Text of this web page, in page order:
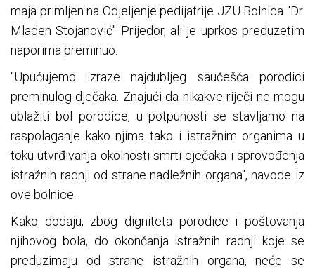
maja primljen na Odjeljenje pedijatrije JZU Bolnica "Dr.
Mladen Stojanović" Prijedor, ali je uprkos preduzetim
naporima preminuo.
"Upućujemo izraze najdubljeg saučešća porodici
preminulog dječaka. Znajući da nikakve riječi ne mogu
ublažiti bol porodice, u potpunosti se stavljamo na
raspolaganje kako njima tako i istražnim organima u
toku utvrđivanja okolnosti smrti dječaka i sprovođenja
istražnih radnji od strane nadležnih organa", navode iz
ove bolnice.
Kako dodaju, zbog digniteta porodice i poštovanja
njihovog bola, do okončanja istražnih radnji koje se
preduzimaju od strane istražnih organa, neće se